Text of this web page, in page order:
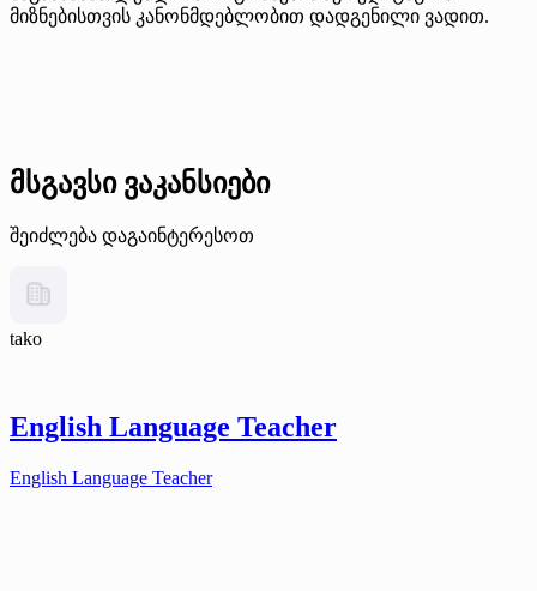
მიზნებისთვის კანონმდებლობით დადგენილი ვადით.
მსგავსი ვაკანსიები
შეიძლება დაგაინტერესოთ
tako
English Language Teacher
English Language Teacher